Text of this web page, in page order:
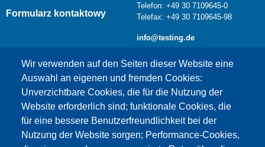
Wir verwenden auf den Seiten dieser Website eine
Auswahl an eigenen und fremden Cookies:
Unverzichtbare Cookies, die für die Nutzung der
Website erforderlich sind; funktionale Cookies, die
für eine bessere Benutzerfreundlichkeit bei der
Nutzung der Website sorgen; Performance-Cookies,
Formularz kontaktowy
Telefon: +49 30 7109645-0
Telefax: +49 30 7109645-98
info@testing.de